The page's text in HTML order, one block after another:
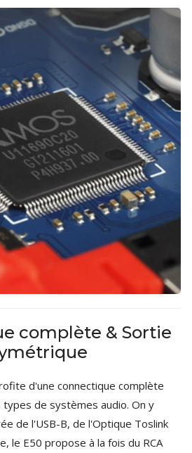
complète & Sortie
d'une connectique complète
de systèmes audio. On y
de l'USB-B, de l'Optique Toslink
le E50 propose à la fois du RCA